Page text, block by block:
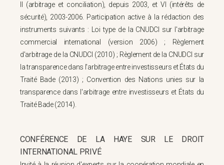
II (arbitrage et conciliation), depuis 2003, et VI (intérêts de
sécurité), 2003-2006. Participation active à la rédaction des
instruments suivants : Loi type de la CNUDCI sur l'arbitrage
commercial international (version 2006) ; Règlement
d'arbitrage de la CNUDCI (2010) ; Règlement de la CNUDCI sur
la transparence dans l'arbitrage entre investisseurs et États du
Traité Bade (2013) ; Convention des Nations unies sur la
transparence dans l'arbitrage entre investisseurs et États du
Traité Bade (2014).
CONFÉRENCE DE LA HAYE SUR LE DROIT
INTERNATIONAL PRIVÉ